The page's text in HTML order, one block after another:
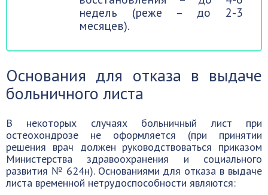
недель (реже – до 2-3
месяцев).
Основания для отказа в выдаче
больничного листа
В некоторых случаях больничный лист при
остеохондрозе не оформляется (при принятии
решения врач должен руководствоваться приказом
Министерства здравоохранения и социального
развития № 624н). Основаниями для отказа в выдаче
листа временной нетрудоспособности являются: